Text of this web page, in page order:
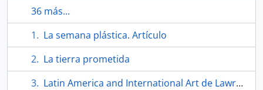
36 más...
La semana plástica. Artículo
La tierra prometida
Latin America and International Art de Lawrence Alloway